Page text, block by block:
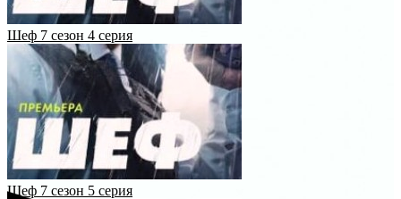
Шеф 7 сезон 4 серия
Шеф 7 сезон 5 серия